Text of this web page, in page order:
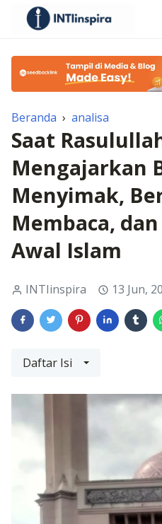
Beranda › analisa
Saat
Mengajarkan
Menyimak,
Membaca,
Awal Islam
INTIinspira 13 Jun,
Daftar Isi